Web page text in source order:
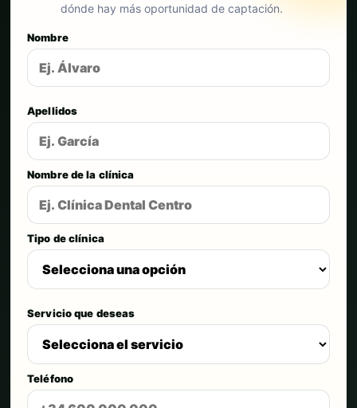
dónde hay más oportunidad de captación.
Nombre
Apellidos
Nombre de la clínica
Tipo de clínica
Servicio que deseas
Teléfono